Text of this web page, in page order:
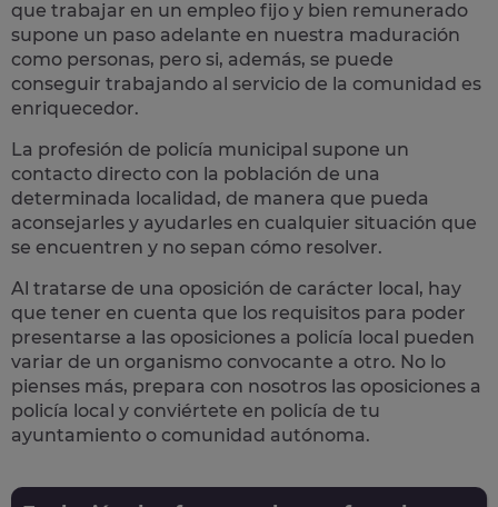
que trabajar en un empleo fijo y bien remunerado
supone un paso adelante en nuestra maduración
como personas, pero si, además, se puede
conseguir trabajando al servicio de la comunidad es
enriquecedor.
La profesión de policía municipal supone un
contacto directo con la población de una
determinada localidad, de manera que pueda
aconsejarles y ayudarles en cualquier situación que
se encuentren y no sepan cómo resolver.
Al tratarse de una oposición de carácter local, hay
que tener en cuenta que los requisitos para poder
presentarse a las oposiciones a policía local pueden
variar de un organismo convocante a otro. No lo
pienses más, prepara con nosotros las oposiciones a
policía local y conviértete en policía de tu
ayuntamiento o comunidad autónoma.